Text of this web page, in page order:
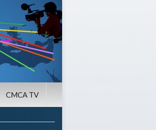
CMCA TV